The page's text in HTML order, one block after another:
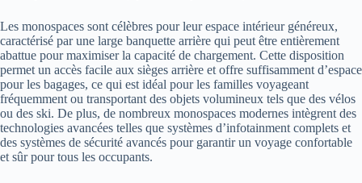
Les monospaces sont célèbres pour leur espace intérieur généreux,
caractérisé par une large banquette arrière qui peut être entièrement
abattue pour maximiser la capacité de chargement. Cette disposition
permet un accès facile aux sièges arrière et offre suffisamment d’espace
pour les bagages, ce qui est idéal pour les familles voyageant
fréquemment ou transportant des objets volumineux tels que des vélos
ou des ski. De plus, de nombreux monospaces modernes intègrent des
technologies avancées telles que systèmes d’infotainment complets et
des systèmes de sécurité avancés pour garantir un voyage confortable
et sûr pour tous les occupants.